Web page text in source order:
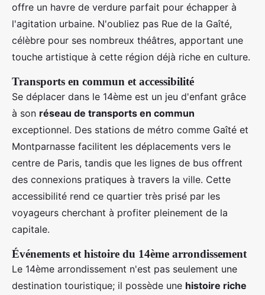
offre un havre de verdure parfait pour échapper à
l'agitation urbaine. N'oubliez pas Rue de la Gaîté,
célèbre pour ses nombreux théâtres, apportant une
touche artistique à cette région déjà riche en culture.
Transports en commun et accessibilité
Se déplacer dans le 14ème est un jeu d'enfant grâce
à son réseau de transports en commun
exceptionnel. Des stations de métro comme Gaîté et
Montparnasse facilitent les déplacements vers le
centre de Paris, tandis que les lignes de bus offrent
des connexions pratiques à travers la ville. Cette
accessibilité rend ce quartier très prisé par les
voyageurs cherchant à profiter pleinement de la
capitale.
Événements et histoire du 14ème arrondissement
Le 14ème arrondissement n'est pas seulement une
destination touristique; il possède une histoire riche